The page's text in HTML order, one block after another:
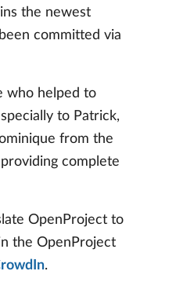
the newest
committed via
who helped to
to Patrick,
from the
complete
OpenProject to
the OpenProject
.